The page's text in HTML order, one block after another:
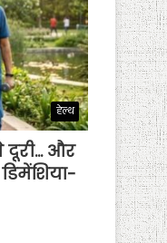
हेल्थ
दूरी… और